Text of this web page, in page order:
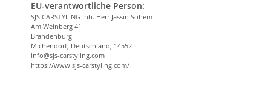
EU-verantwortliche Person:
SJS CARSTYLING Inh. Herr Jassin Sohem
Am Weinberg 41
Brandenburg
Michendorf, Deutschland, 14552
info@sjs-carstyling.com
https://www.sjs-carstyling.com/